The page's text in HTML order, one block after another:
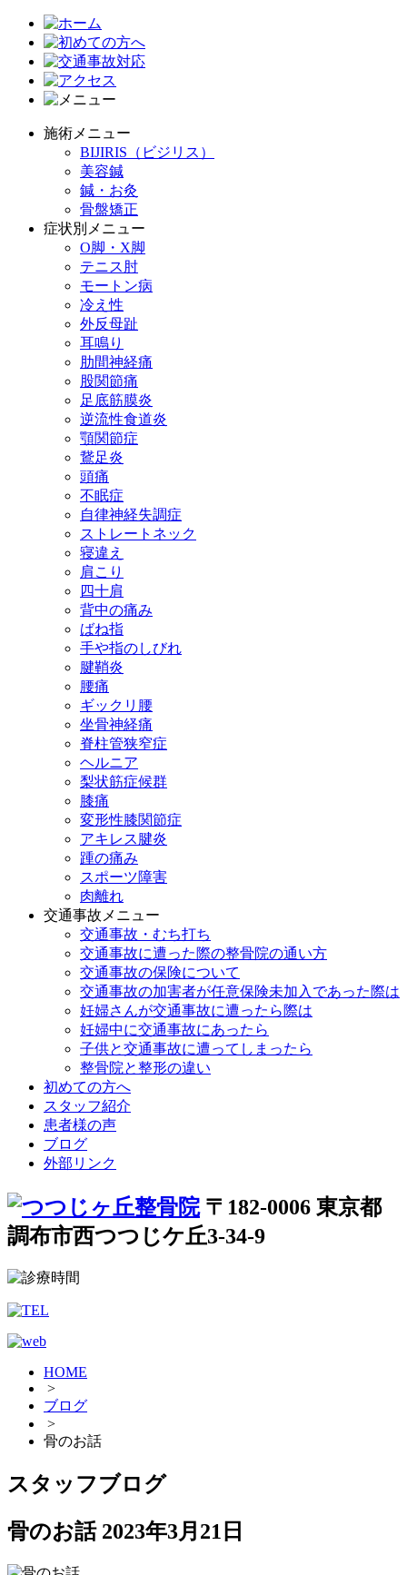
施術メニュー
BIJIRIS（ビジリス）
美容鍼
鍼・お灸
骨盤矯正
症状別メニュー
O脚・X脚
テニス肘
モートン病
冷え性
外反母趾
耳鳴り
肋間神経痛
股関節痛
足底筋膜炎
逆流性食道炎
顎関節症
鵞足炎
頭痛
不眠症
自律神経失調症
ストレートネック
寝違え
肩こり
四十肩
背中の痛み
ばね指
手や指のしびれ
腱鞘炎
腰痛
ギックリ腰
坐骨神経痛
脊柱管狭窄症
ヘルニア
梨状筋症候群
膝痛
変形性膝関節症
アキレス腱炎
踵の痛み
スポーツ障害
肉離れ
交通事故メニュー
交通事故・むち打ち
交通事故に遭った際の整骨院の通い方
交通事故の保険について
交通事故の加害者が任意保険未加入であった際は
妊婦さんが交通事故に遭ったら際は
妊婦中に交通事故にあったら
子供と交通事故に遭ってしまったら
整骨院と整形の違い
初めての方へ
スタッフ紹介
患者様の声
ブログ
外部リンク
〒182-0006 東京都
調布市西つつじケ丘3-34-9
HOME
>
ブログ
>
骨のお話
スタッフブログ
骨のお話 2023年3月21日